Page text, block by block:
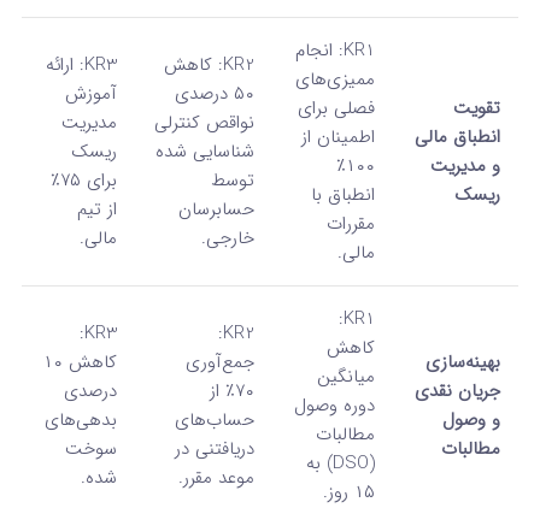
تقویت
انطباق مالی
و مدیریت
ریسک
KR1: انجام
ممیزی‌های
فصلی برای
اطمینان از
۱۰۰٪
انطباق با
مقررات
مالی.
KR2: کاهش
۵۰ درصدی
نواقص کنترلی
شناسایی شده
توسط
حسابرسان
خارجی.
KR3: ارائه
آموزش
مدیریت
ریسک
برای ۷۵٪
از تیم
مالی.
بهینه‌سازی
جریان نقدی
و وصول
مطالبات
KR1:
کاهش
میانگین
دوره وصول
مطالبات
(DSO) به
۱۵ روز.
KR2:
جمع‌آوری
۷۰٪ از
حساب‌های
دریافتنی در
موعد مقرر.
KR3:
کاهش ۱۰
درصدی
بدهی‌های
سوخت
شده.